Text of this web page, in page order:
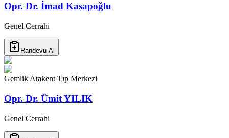
Opr. Dr. İmad Kasapoğlu
Genel Cerrahi
Randevu Al
Gemlik Atakent Tıp Merkezi
Opr. Dr. Ümit YILIK
Genel Cerrahi